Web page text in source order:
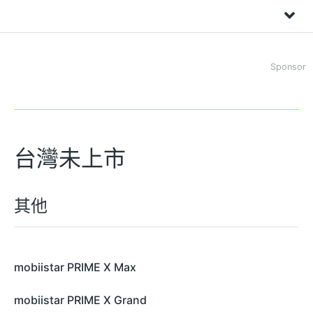
Sponsor
台灣未上市
其他
mobiistar PRIME X Max
mobiistar PRIME X Grand